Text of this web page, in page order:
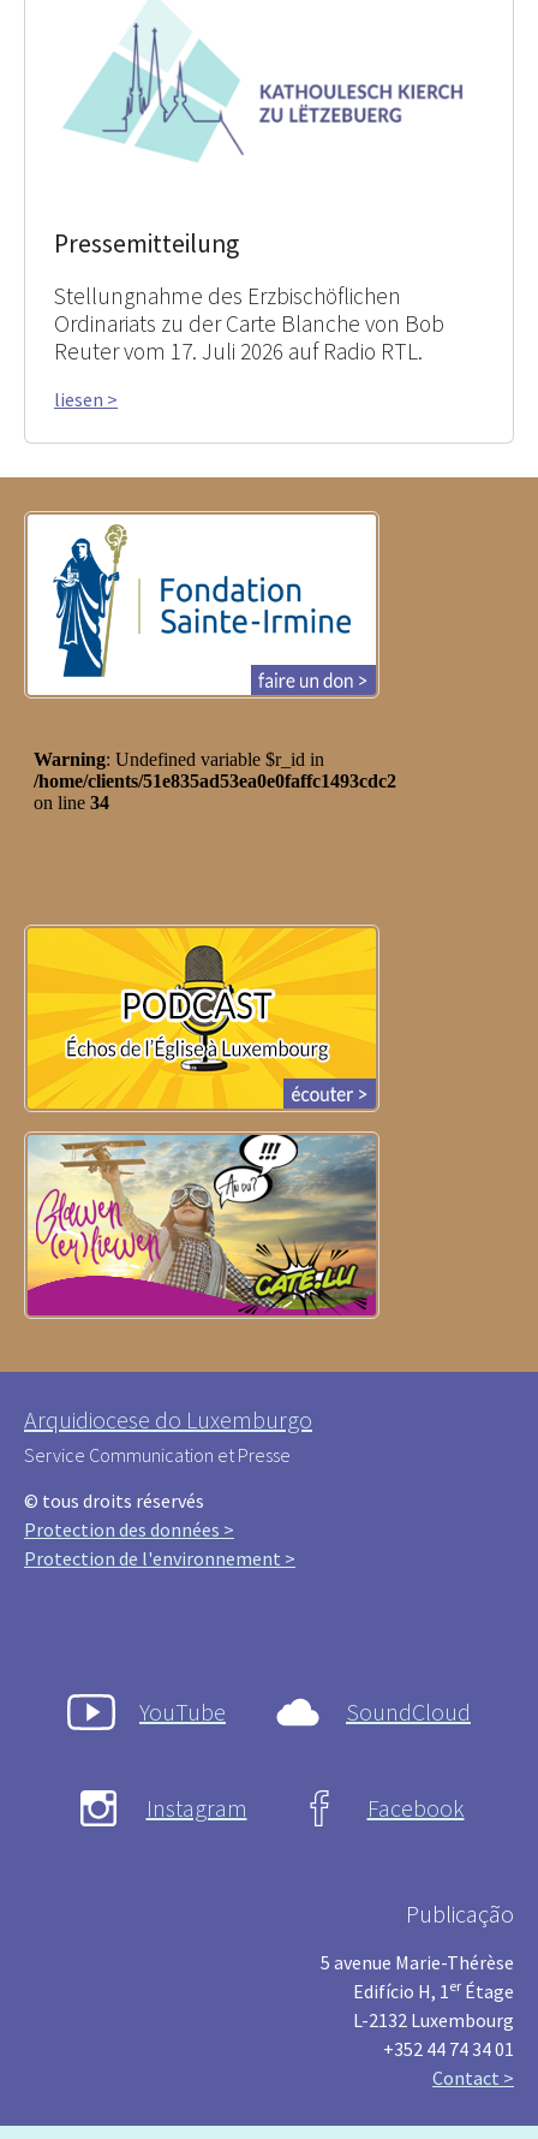
Pressemitteilung
Stellungnahme des Erzbischöflichen
Ordinariats zu der Carte Blanche von Bob
Reuter vom 17. Juli 2026 auf Radio RTL.
liesen >
Arquidiocese do Luxemburgo
Service Communication et Presse
© tous droits réservés
Protection des données >
Protection de l'environnement >
YouTube SoundCloud
Instagram Facebook
Publicação
5 avenue Marie-Thérèse
Edifício H, 1er Étage
L-2132 Luxembourg
+352 44 74 34 01
Contact >